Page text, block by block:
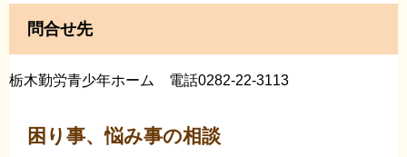
問合せ先
栃木勤労青少年ホーム 電話0282-22-3113
困り事、悩み事の相談